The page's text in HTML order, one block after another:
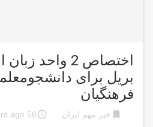
اختصاص 2 واحد
بریل برای
فرهنگیان
bookmark خبر مهم ایران access_time
56 years ago